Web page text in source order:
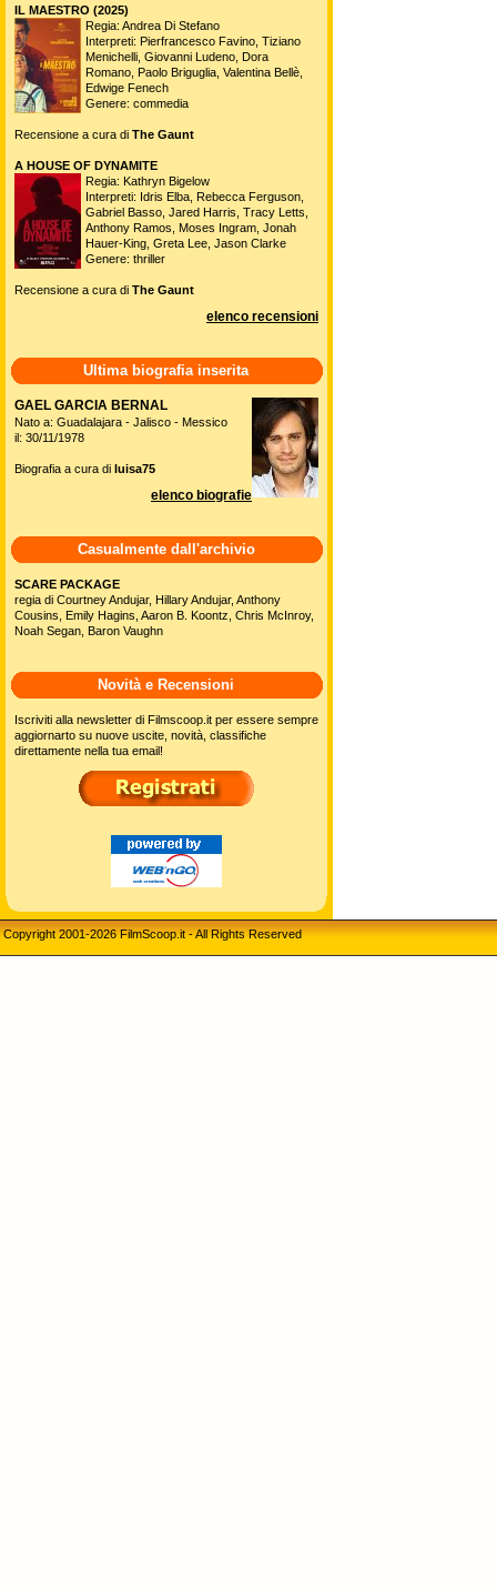
IL MAESTRO (2025)
Regia: Andrea Di Stefano
Interpreti: Pierfrancesco Favino, Tiziano
Menichelli, Giovanni Ludeno, Dora
Romano, Paolo Briguglia, Valentina Bellè,
Edwige Fenech
Genere: commedia
Recensione a cura di The Gaunt
A HOUSE OF DYNAMITE
Regia: Kathryn Bigelow
Interpreti: Idris Elba, Rebecca Ferguson,
Gabriel Basso, Jared Harris, Tracy Letts,
Anthony Ramos, Moses Ingram, Jonah
Hauer-King, Greta Lee, Jason Clarke
Genere: thriller
Recensione a cura di The Gaunt
elenco recensioni
Ultima biografia inserita
GAEL GARCIA BERNAL
Nato a: Guadalajara - Jalisco - Messico
il: 30/11/1978
Biografia a cura di luisa75
elenco biografie
Casualmente dall'archivio
SCARE PACKAGE
regia di Courtney Andujar, Hillary Andujar, Anthony
Cousins, Emily Hagins, Aaron B. Koontz, Chris McInroy,
Noah Segan, Baron Vaughn
Novità e Recensioni
Iscriviti alla newsletter di Filmscoop.it per essere sempre
aggiornarto su nuove uscite, novità, classifiche
direttamente nella tua email!
Copyright 2001-2026 FilmScoop.it - All Rights Reserved